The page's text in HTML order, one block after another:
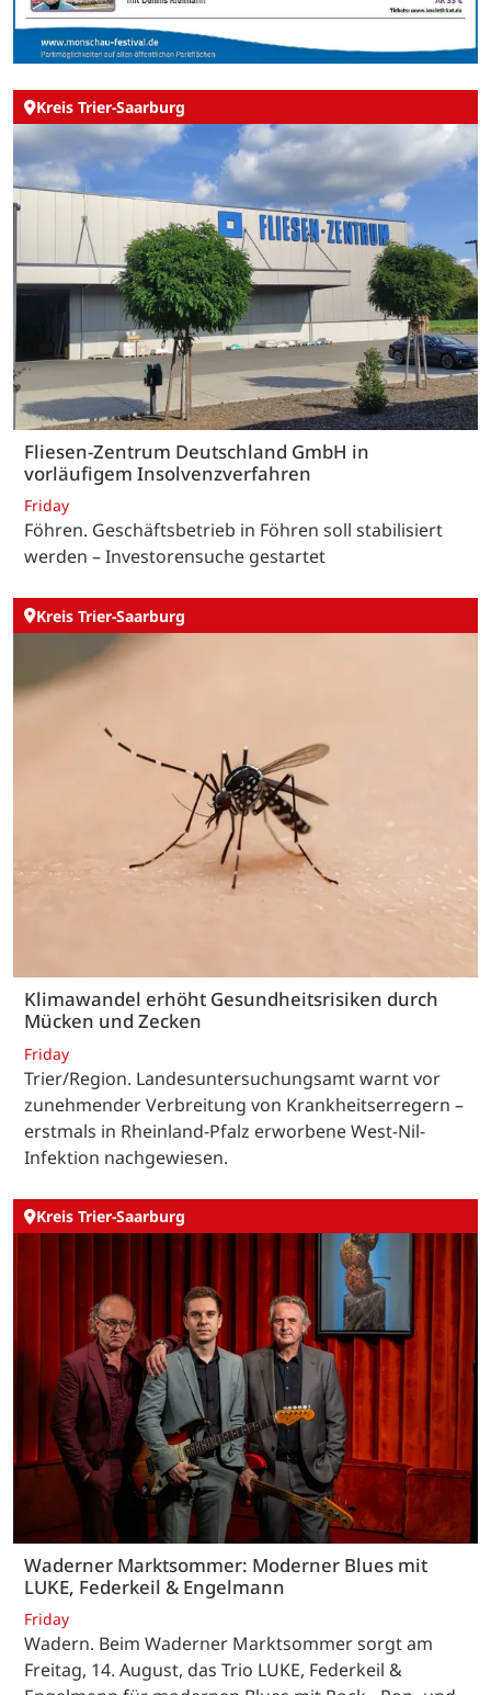
Kreis Trier-Saarburg
Fliesen-Zentrum Deutschland GmbH in
vorläufigem Insolvenzverfahren
Friday
Föhren. Geschäftsbetrieb in Föhren soll stabilisiert
werden – Investorensuche gestartet
Kreis Trier-Saarburg
Klimawandel erhöht Gesundheitsrisiken durch
Mücken und Zecken
Friday
Trier/Region. Landesuntersuchungsamt warnt vor
zunehmender Verbreitung von Krankheitserregern –
erstmals in Rheinland-Pfalz erworbene West-Nil-
Infektion nachgewiesen.
Kreis Trier-Saarburg
Waderner Marktsommer: Moderner Blues mit
LUKE, Federkeil & Engelmann
Friday
Wadern. Beim Waderner Marktsommer sorgt am
Freitag, 14. August, das Trio LUKE, Federkeil &